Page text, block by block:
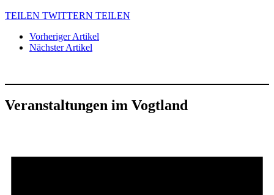
TEILEN TWITTERN TEILEN
Vorheriger Artikel
Nächster Artikel
Veranstaltungen im Vogtland